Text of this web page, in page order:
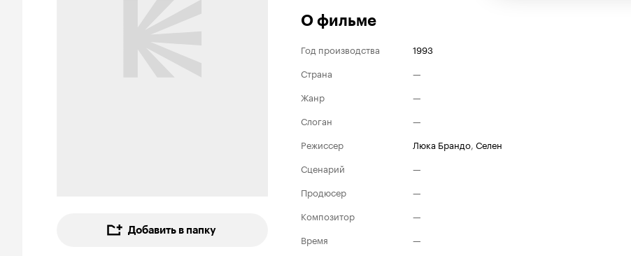
Добавить в папку
О фильме
Год производства
1993
Страна
—
Жанр
—
Слоган
—
Режиссер
Люка Брандо, Селен
Сценарий
—
Продюсер
—
Композитор
—
Время
—